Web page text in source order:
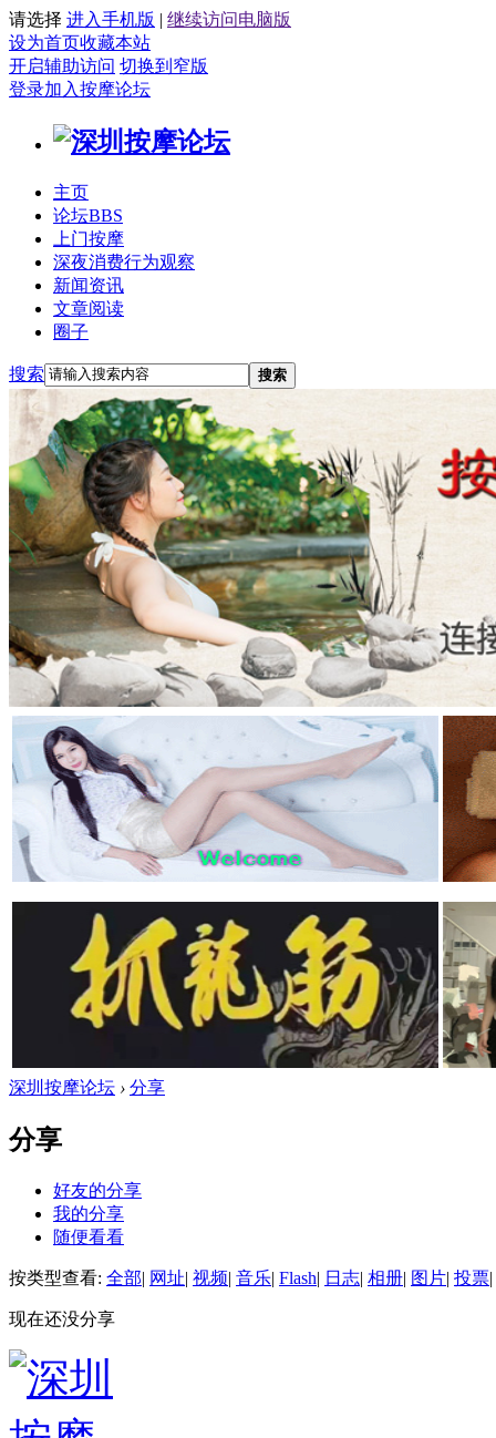
请选择 进入手机版 | 继续访问电脑版
设为首页收藏本站
开启辅助访问 切换到窄版
登录加入按摩论坛
主页
论坛BBS
上门按摩
深夜消费行为观察
新闻资讯
文章阅读
圈子
搜索 搜索
深圳按摩论坛 › 分享
分享
好友的分享
我的分享
随便看看
按类型查看: 全部| 网址| 视频| 音乐| Flash| 日志| 相册| 图片| 投票|
现在还没分享